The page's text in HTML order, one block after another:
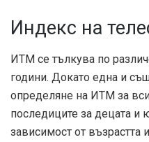
Индекс на
ИТМ се тълкува по
години. Докато една и
определяне на ИТМ за
последиците за децата и
зависимост от възрастта